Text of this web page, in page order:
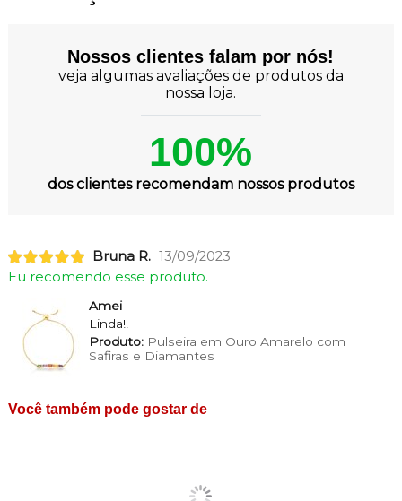
Nossos clientes falam por nós!
veja algumas avaliações de produtos da
nossa loja.
100%
dos clientes recomendam nossos produtos
Bruna R. 13/09/2023
Eu recomendo esse produto.
Amei
Linda!!
Produto:Pulseira em Ouro Amarelo com
Safiras e Diamantes
Você também pode gostar de